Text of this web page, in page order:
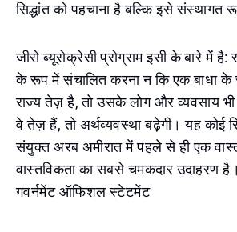
सिद्धांत को पहचाना है बल्कि इसे संस्थागत
जीरो ब्यूरोक्रेसी प्रोग्राम इसी के बारे में
के रूप में संचालित करना न कि एक बाधा के
राज्य तेज़ है, तो उसके लोग और व्यवसाय
वे तेज़ हैं, तो अर्थव्यवस्था बढ़ेगी। यह कोई
संयुक्त अरब अमीरात में पहले से ही एक
वास्तविकता का सबसे चमकदार उदाहरण
गवर्नमेंट ऑफिशल स्टेटमेंट